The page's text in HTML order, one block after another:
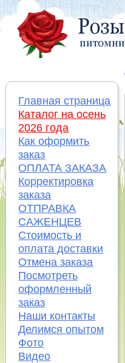
Главная страница
Каталог на осень
2026 года
Как оформить
заказ
ОПЛАТА ЗАКАЗА
Корректировка
заказа
ОТПРАВКА
САЖЕНЦЕВ
Стоимость и
оплата доставки
Отмена заказа
Посмотреть
оформленный
заказ
Наши контакты
Делимся опытом
Фото
Видео